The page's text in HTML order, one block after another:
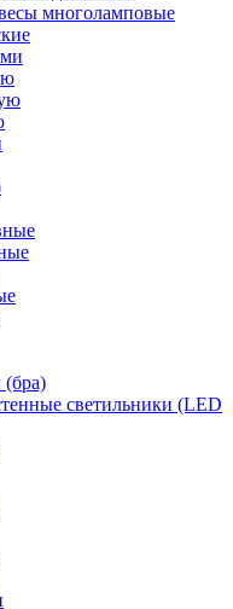
многоламповые
(бра)
светильники (LED